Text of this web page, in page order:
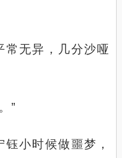
常无异，几分沙哑
”
小时候做噩梦，